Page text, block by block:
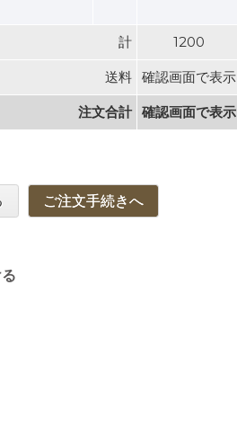
計 1200
送料 確認画面で表示
注文合計 確認画面で表示
ご注文手続きへ